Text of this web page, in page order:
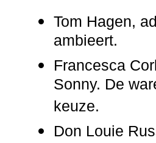
Tom Hagen,
ambieert.
Francesca
Sonny. De
keuze.
Don Louie